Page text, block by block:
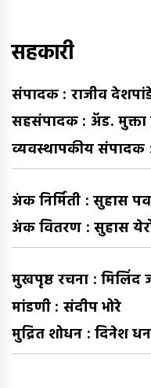
सहकारी
संपादक : राजीव
सहसंपादक : अ‍ॅड. मुक्ता
व्यवस्थापकीय संपादक
अंक निर्मिती : सुहास
अंक वितरण : सुहास
मुखपृष्ठ रचना : मिलिंद
मांडणी : संदीप भोरे
मुद्रित शोधन : दिनेश